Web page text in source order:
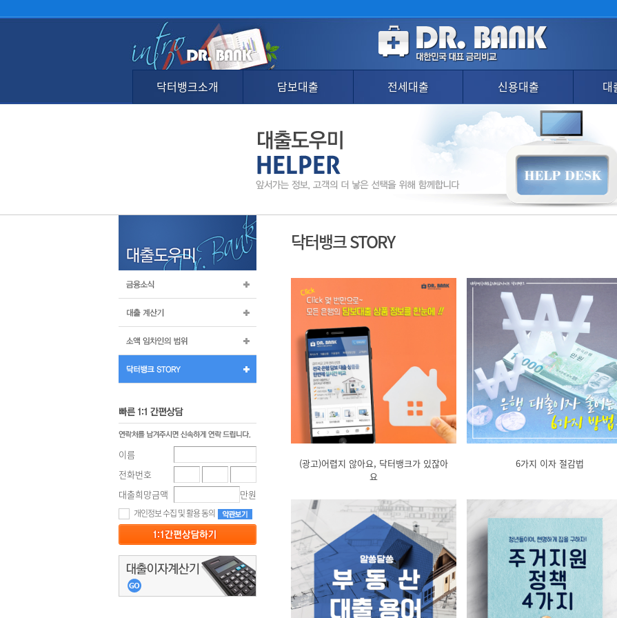
닥터뱅크소개 담보대출 전세대출 신용대출 대
이름
전화번호
대출희망금액
만원
개인정보 수집 및 활용 동의
닥터뱅크 STORY
(광고)어렵지 않아요, 닥터뱅크가 있잖아
요
6가지 이자 절감법